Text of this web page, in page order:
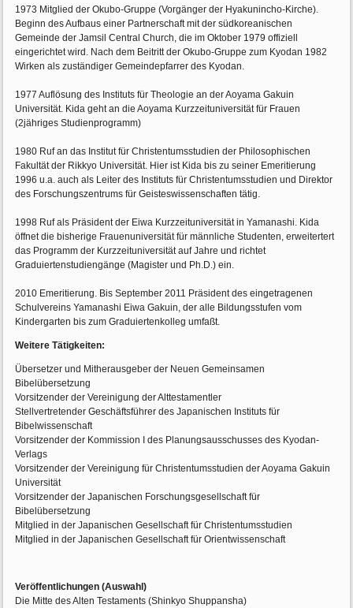
1973 Mitglied der Okubo-Gruppe (Vorgänger der Hyakunincho-Kirche).
Beginn des Aufbaus einer Partnerschaft mit der südkoreanischen
Gemeinde der Jamsil Central Church, die im Oktober 1979 offiziell
eingerichtet wird. Nach dem Beitritt der Okubo-Gruppe zum Kyodan 1982
Wirken als zuständiger Gemeindepfarrer des Kyodan.
1977 Auflösung des Instituts für Theologie an der Aoyama Gakuin
Universität. Kida geht an die Aoyama Kurzzeituniversität für Frauen
(2jähriges Studienprogramm)
1980 Ruf an das Institut für Christentumsstudien der Philosophischen
Fakultät der Rikkyo Universität. Hier ist Kida bis zu seiner Emeritierung
1996 u.a. auch als Leiter des Instituts für Christentumsstudien und Direktor
des Forschungszentrums für Geisteswissenschaften tätig.
1998 Ruf als Präsident der Eiwa Kurzzeituniversität in Yamanashi. Kida
öffnet die bisherige Frauenuniversität für männliche Studenten, erweitertert
das Programm der Kurzzeituniversität auf Jahre und richtet
Graduiertenstudiengänge (Magister und Ph.D.) ein.
2010 Emeritierung. Bis September 2011 Präsident des eingetragenen
Schulvereins Yamanashi Eiwa Gakuin, der alle Bildungsstufen vom
Kindergarten bis zum Graduiertenkolleg umfaßt.
Weitere Tätigkeiten:
Übersetzer und Mitherausgeber der Neuen Gemeinsamen
Bibelübersetzung
Vorsitzender der Vereinigung der Alttestamentler
Stellvertretender Geschäftsführer des Japanischen Instituts für
Bibelwissenschaft
Vorsitzender der Kommission I des Planungsausschusses des Kyodan-
Verlags
Vorsitzender der Vereinigung für Christentumsstudien der Aoyama Gakuin
Universität
Vorsitzender der Japanischen Forschungsgesellschaft für
Bibelübersetzung
Mitglied in der Japanischen Gesellschaft für Christentumsstudien
Mitglied in der Japanischen Gesellschaft für Orientwissenschaft
Veröffentlichungen (Auswahl)
Die Mitte des Alten Testaments (Shinkyo Shuppansha)